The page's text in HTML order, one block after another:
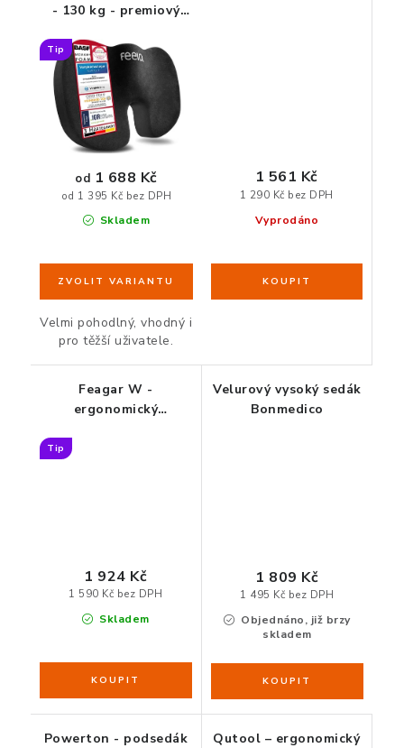
- 130 kg - premiový
paměťové pěny
Tip
Skladem
od 1 395 Kč bez DPH
od 1 688 Kč
Velmi pohodlný, vhodný i
pro těžší uživatele.
Vyprodáno
1 290 Kč bez DPH
1 561 Kč
Feagar W -
ergonomický
Tip
Skladem
1 590 Kč bez DPH
1 924 Kč
Velurový vysoký sedák
Bonmedico
Objednáno, již brzy
skladem
1 495 Kč bez DPH
1 809 Kč
Powerton - podsedák
Qutool – ergonomický